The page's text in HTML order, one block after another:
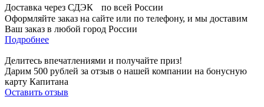
Доставка через СДЭК по всей России
Оформляйте заказ на сайте или по телефону, и мы доставим
Ваш заказ в любой город России
Подробнее
Делитесь впечатлениями и получайте приз!
Дарим 500 рублей за отзыв о нашей компании на бонусную
карту Капитана
Оставить отзыв